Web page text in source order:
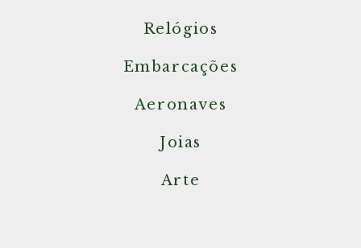
Relógios
Embarcações
Aeronaves
Joias
Arte